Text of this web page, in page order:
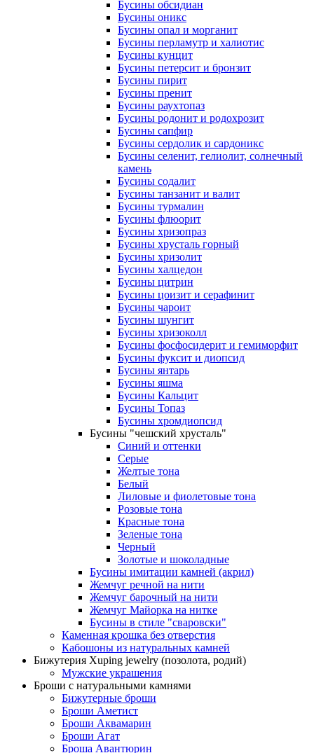
Бусины обсидиан
Бусины оникс
Бусины опал и морганит
Бусины перламутр и халиотис
Бусины кунцит
Бусины петерсит и бронзит
Бусины пирит
Бусины пренит
Бусины раухтопаз
Бусины родонит и родохрозит
Бусины сапфир
Бусины сердолик и сардоникс
Бусины селенит, гелиолит, солнечный
камень
Бусины содалит
Бусины танзанит и валит
Бусины турмалин
Бусины флюорит
Бусины хризопраз
Бусины хрусталь горный
Бусины хризолит
Бусины халцедон
Бусины цитрин
Бусины цоизит и серафинит
Бусины чароит
Бусины шунгит
Бусины хризоколл
Бусины фосфосидерит и гемиморфит
Бусины фуксит и диопсид
Бусины янтарь
Бусины яшма
Бусины Кальцит
Бусины Топаз
Бусины хромдиопсид
Бусины "чешский хрусталь"
Синий и оттенки
Серые
Желтые тона
Белый
Лиловые и фиолетовые тона
Розовые тона
Красные тона
Зеленые тона
Черный
Золотые и шоколадные
Бусины имитации камней (акрил)
Жемчуг речной на нити
Жемчуг барочный на нити
Жемчуг Майорка на нитке
Бусины в стиле "сваровски"
Каменная крошка без отверстия
Кабошоны из натуральных камней
Бижутерия Xuping jewelry (позолота, родий)
Мужские украшения
Броши с натуральными камнями
Бижутерные броши
Броши Аметист
Броши Аквамарин
Броши Агат
Броша Авантюрин